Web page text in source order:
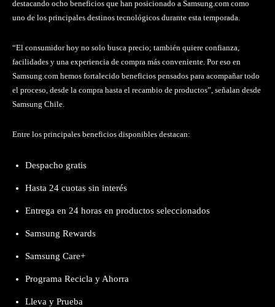
destacando ocho beneficios que han posicionado a Samsung.com como
uno de los principales destinos tecnológicos durante esta temporada.
“El consumidor hoy no solo busca precio; también quiere confianza,
facilidades y una experiencia de compra más conveniente. Por eso en
Samsung.com hemos fortalecido beneficios pensados para acompañar todo
el proceso, desde la compra hasta el recambio de productos”, señalan desde
Samsung Chile.
Entre los principales beneficios disponibles destacan:
Despacho gratis
Hasta 24 cuotas sin interés
Entrega en 24 horas en productos seleccionados
Samsung Rewards
Samsung Care+
Programa Recicla y Ahorra
Lleva y Prueba